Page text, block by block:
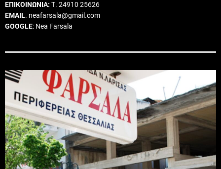
ΕΠΙΚΟΙΝΩΝΙΑ: Τ. 24910 25626
EMAIL. neafarsala@gmail.com
GOOGLE: Nea Farsala